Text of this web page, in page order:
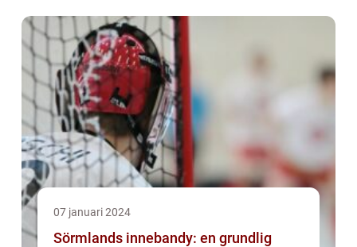
40-40 tennis, also known as advantage-a...
07 januari 2024
Sörmlands innebandy: en grundlig